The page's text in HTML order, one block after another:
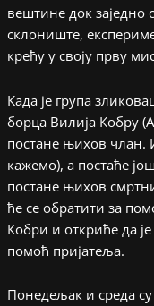
вештине док заједно
склониште,
крећу у своју прву
Када је група
борца Вилија Кобру
постане њихов члан.
кажемо), а постаће
постане њихов
ће се обратити за
Кобри и откриће да
помоћ пријатеља.
Понедељак и среда